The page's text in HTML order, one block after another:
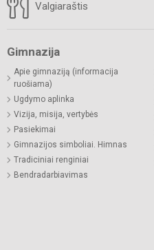
Valgiaraštis
Gimnazija
Apie gimnaziją (informacija
ruošiama)
Ugdymo aplinka
Vizija, misija, vertybės
Pasiekimai
Gimnazijos simboliai. Himnas
Tradiciniai renginiai
Bendradarbiavimas